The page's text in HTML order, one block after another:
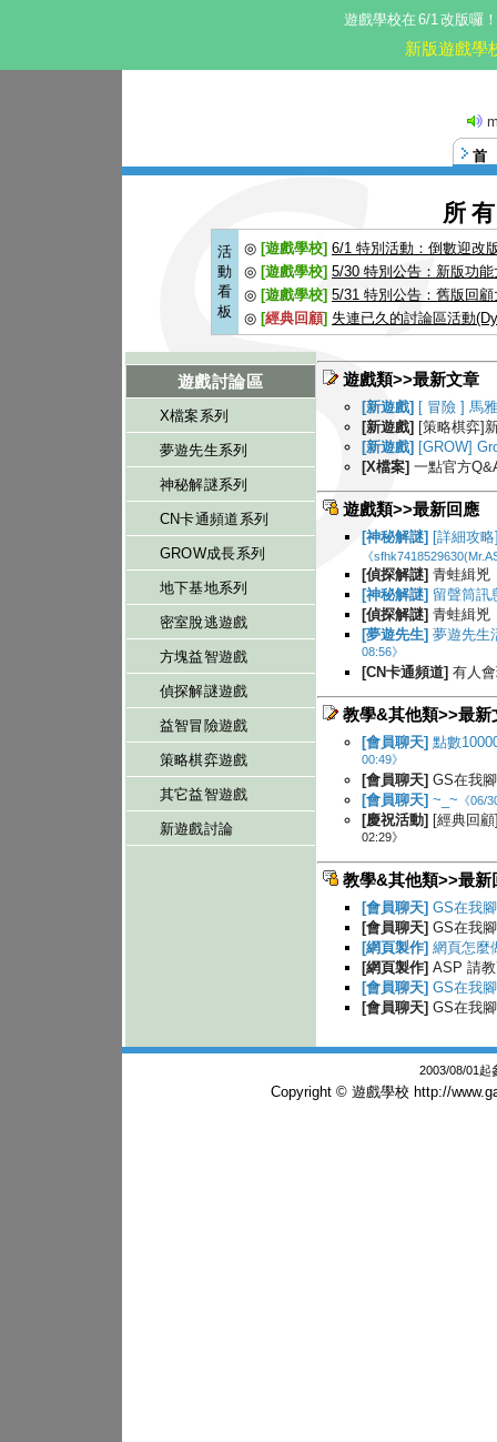
遊戲學校在 6/1改版囉
新版遊戲學
這
所
活
動
看
板
◎ [遊戲學校] 6/1 特別活動：倒數迎改
◎ [遊戲學校] 5/30 特別公告：新版功能
◎ [遊戲學校] 5/31 特別公告：舊版回顧
◎ [經典回顧] 失連已久的討論區活動
遊戲討論區
X檔案系列
夢遊先生系列
神秘解謎系列
CN卡通頻道系列
GROW成長系列
地下基地系列
密室脫逃遊戲
方塊益智遊戲
偵探解謎遊戲
益智冒險遊戲
策略棋弈遊戲
其它益智遊戲
新遊戲討論
遊戲類>>最新文章
[新遊戲] [ 冒險 ] 馬
[新遊戲] [策略棋弈]
[新遊戲] [GROW]
[X檔案] 一點官方
遊戲類>>最新回應
[神秘解謎] [詳細攻
《
[偵探解謎] 青蛙緝兇
[神秘解謎] 留聲筒訊
[偵探解謎] 青蛙緝兇
[夢遊先生] 夢遊先生
08:56》
[CN卡通頻道] 有人
教學&其他類>>最新
[會員聊天] 點數
00:49》
[會員聊天] GS在我
[會員聊天] ~_~ 《06/
[慶祝活動] [經典回
02:29》
教學&其他類>>最新
[會員聊天] GS在我
[會員聊天] GS在我
[網頁製作] 網頁怎麼
[網頁製作] ASP 請
[會員聊天] GS在我
[會員聊天] GS在我
2003/08/01起
Copyright © 遊戲學校 http://